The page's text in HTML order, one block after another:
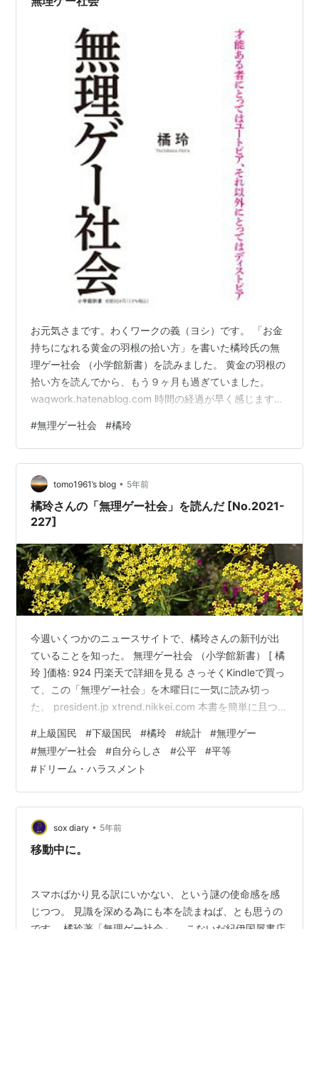
お元気さまです。わくワークの義（ヨシ）です。 「お金
持ちになれる黄金の羽根の拾い方」を書いた橘玲氏の無
理ゲー社会 （小学館新書）を読みました。 黄金の羽根の
拾い方を読んでから、もう９ヶ月も過ぎていました。
waqwork.hatenablog.com 時間の経過が早く感じます。
めた。 ・読書量が増えた。 ・一棟アパートを購入し大家
さんになった。 ・３級ファイナンシャルプランナー技能
士になった。 ・生命保険を解約した。 ・認定鳥獣捕獲等
事業従事者の資格を得た。 ・ブログ投稿が継続できてい
る。 無理ゲー社会 （小学館新書） [ 橘 玲…
#無理ゲー社会 #橘玲
tomo1961’s blog • 5年前
橘玲さんの「無理ゲー社会」を読んだ [No.2021-
227]
今週いくつかのニュースサイトで、橘玲さんの新刊が出
ていることを知った。 無理ゲー社会 （小学館新書） [ 橘
玲 ]価格: 924 円楽天で詳細を見る さっそくKindleで買っ
て、この「無理ゲー社会」を木曜日に一気に読み切っ
た。 president.jp xtrend.nikkei.com 本書を簡単に且つ乱
皆が自分らしさを追求することによって、ほとんどの人
にとって住みにくい社会が出来てしまった。 というとて
もディストピア的な話だ。 読書感想文を書くつもりはな
いので、本書に主として流れているストーリーについて
は、実際に読んでいただいて得てほし…
#上級国民 #下級国民 #橘玲 #統計 #無理ゲー
#無理ゲー社会 #自分らしさ #公平 #平等
# ドリーム・ハラスメント
sox diary • 5年前
移動中に。